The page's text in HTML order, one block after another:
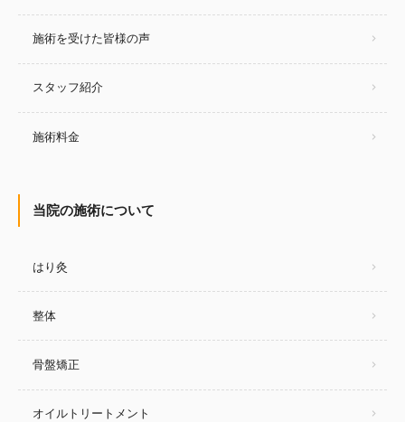
施術を受けた皆様の声
スタッフ紹介
施術料金
当院の施術について
はり灸
整体
骨盤矯正
オイルトリートメント